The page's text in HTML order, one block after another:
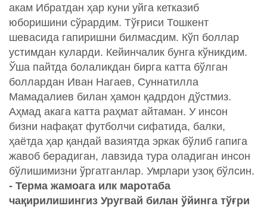
акам Ибратдан ҳар куни уйга кетказиб
юборишини сўрардим. Тўғриси Тошкент
шевасида гапиришни билмасдим. Кўп боллар
устимдан куларди. Кейинчалик бунга кўникдим.
Ўша пайтда болаликдан бирга катта бўлган
боллардан Иван Нагаев, Суннатилла
Мамадалиев билан ҳамон қадрдон дўстмиз.
Аҳмад акага катта раҳмат айтаман. У инсон
бизни нафақат футболчи сифатида, балки,
ҳаётда ҳар қандай вазиятда эркак бўлиб гапига
жавоб берадиган, лавзида тура оладиган инсон
бўлишимизни ўргатганлар. Умрлари узоқ бўлсин.
- Терма жамоага илк маротаба
чақирилишингиз Уругвай билан ўйинга тўғри